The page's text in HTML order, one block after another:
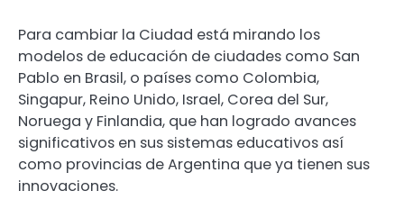
Para cambiar la Ciudad está mirando los
modelos de educación de ciudades como San
Pablo en Brasil, o países como Colombia,
Singapur, Reino Unido, Israel, Corea del Sur,
Noruega y Finlandia, que han logrado avances
significativos en sus sistemas educativos así
como provincias de Argentina que ya tienen sus
innovaciones.